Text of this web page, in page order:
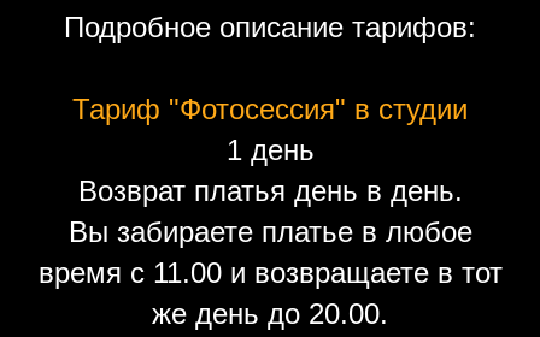
Подробное описание тарифов:
Тариф "Фотосессия" в студии
1 день
Возврат платья день в день.
Вы забираете платье в любое
время с 11.00 и возвращаете в тот
же день до 20.00.